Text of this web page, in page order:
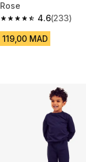
Rose
4.6
4.6 out of 5 stars
(233)
119,00 MAD